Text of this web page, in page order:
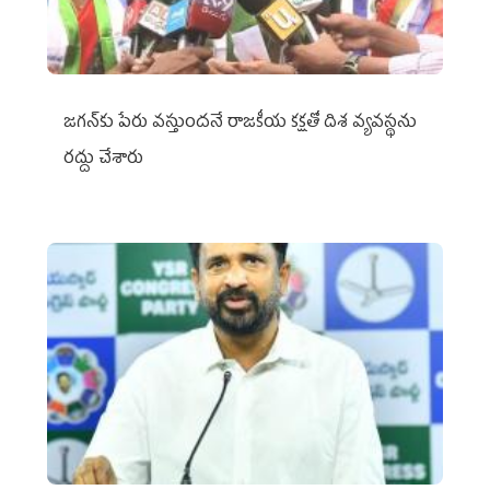
జగన్‌కు పేరు వస్తుందనే రాజకీయ కక్షతో దిశ వ్య‌వ‌స్థ‌ను
రద్దు చేశారు